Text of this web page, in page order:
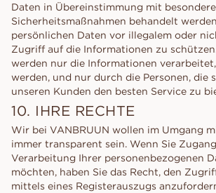
Daten in Übereinstimmung mit
Sicherheitsmaßnahmen behandelt
persönlichen Daten vor illegalem oder
Zugriff auf die Informationen zu
werden nur die Informationen
werden, und nur durch die Personen, die
unseren Kunden den besten Service zu
10. IHRE RECHTE
Wir bei VANBRUUN wollen im Umgang
immer transparent sein. Wenn Sie
Verarbeitung Ihrer personenbezogenen
möchten, haben Sie das Recht, den
mittels eines Registerauszugs